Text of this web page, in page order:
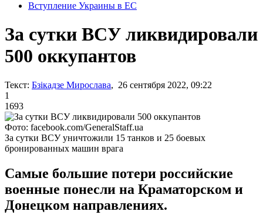
Вступление Украины в ЕС
За сутки ВСУ ликвидировали
500 оккупантов
Текст: Бзікадзе Мирослава, 26 сентября 2022, 09:22
1
1693
Фото: facebook.com/GeneralStaff.ua
За сутки ВСУ уничтожили 15 танков и 25 боевых
бронированных машин врага
Самые большие потери российские
военные понесли на Краматорском и
Донецком направлениях.